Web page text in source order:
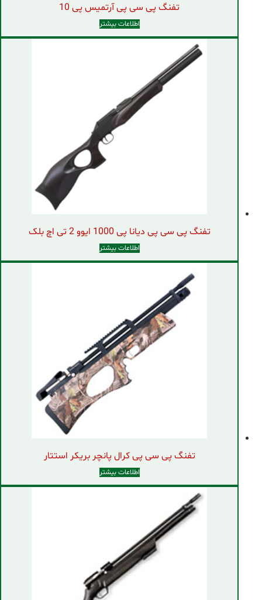
تفنگ پی سی پی آرتمیس پی 10
اطلاعات بیشتر
تفنگ پی سی پی دیانا پی 1000 ایوو 2 تی اچ بلک
اطلاعات بیشتر
تفنگ پی سی پی کرال پانچر بریکر استتار
اطلاعات بیشتر